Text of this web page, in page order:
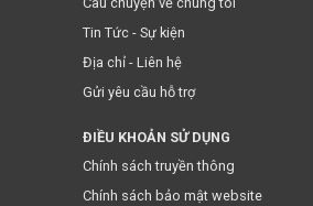
Tin Tức - Sự kiện
Địa chỉ - Liên hệ
Gửi yêu cầu hỗ trợ
ĐIỀU KHOẢN SỬ DỤNG
Chính sách truyền thông
Chính sách bảo mật website